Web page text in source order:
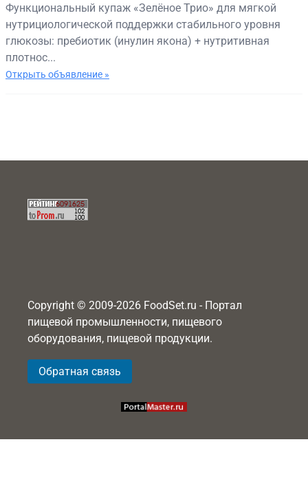
Функциональный купаж «Зелёное Трио» для мягкой
нутрициологической поддержки стабильного уровня
глюкозы: пребиотик (инулин якона) + нутритивная
плотнос...
Открыть объявление »
Copyright © 2009-2026 FoodSet.ru - Портал
пищевой промышленности, пищевого
оборудования, пищевой продукции.
Обратная связь